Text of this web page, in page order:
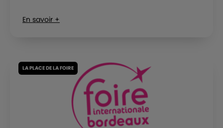
En savoir +
LA PLACE DE LA FOIRE